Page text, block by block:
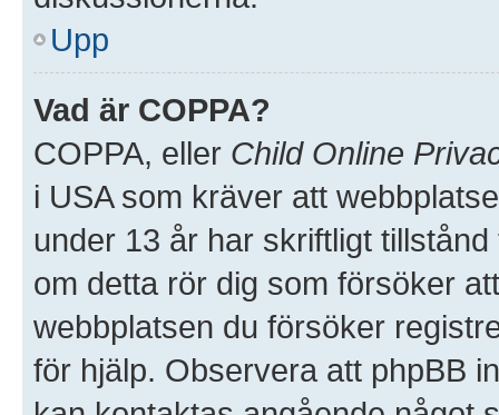
Upp
Vad är COPPA?
COPPA, eller Child Online
i USA som kräver att
under 13 år har skriftligt
om detta rör dig som försöker
webbplatsen du försöker
för hjälp. Observera att phpBB